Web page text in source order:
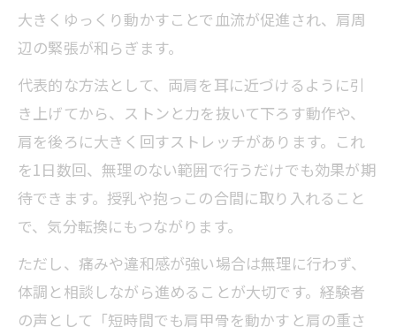
大きくゆっくり動かすことで血流が促進され、肩周
辺の緊張が和らぎます。
代表的な方法として、両肩を耳に近づけるように引
き上げてから、ストンと力を抜いて下ろす動作や、
肩を後ろに大きく回すストレッチがあります。これ
を1日数回、無理のない範囲で行うだけでも効果が期
待できます。授乳や抱っこの合間に取り入れること
で、気分転換にもつながります。
ただし、痛みや違和感が強い場合は無理に行わず、
体調と相談しながら進めることが大切です。経験者
の声として「短時間でも肩甲骨を動かすと肩の重さ